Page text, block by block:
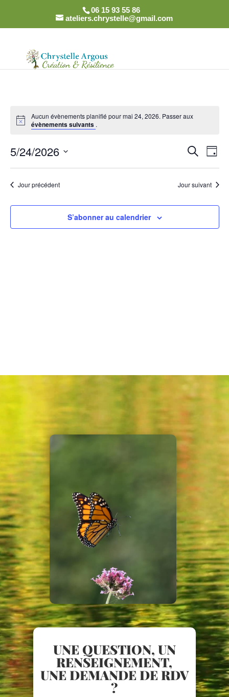
06 15 93 55 86
ateliers.chrystelle@gmail.com
Aucun évènements planifié pour mai 24, 2026. Passer aux
évènements suivants .
et
de
vues
de
Jour
5/24/2026
date.
Jour précédent Jour suivant
S’abonner au calendrier
UNE QUESTION, UN
RENSEIGNEMENT,
UNE DEMANDE DE RDV
?